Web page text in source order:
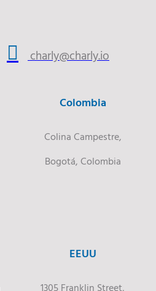
charly@charly.io
Colombia
Colina Campestre,
Bogotá, Colombia
EEUU
1305 Franklin Street,